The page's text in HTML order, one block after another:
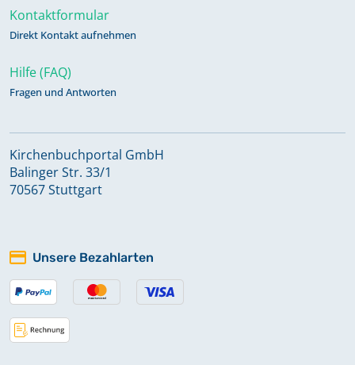
Kontaktformular
Direkt Kontakt aufnehmen
Hilfe (FAQ)
Fragen und Antworten
Kirchenbuchportal GmbH
Balinger Str. 33/1
70567 Stuttgart
Unsere Bezahlarten